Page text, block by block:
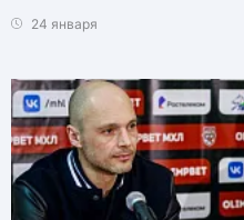
24 января